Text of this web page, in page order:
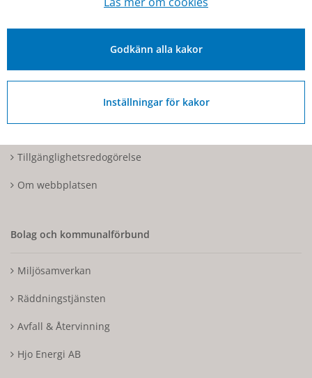
Organisationsnummer: 212000-1728
Tillgänglighetsredogörelse
Om webbplatsen
Bolag och kommunalförbund
Miljösamverkan
Räddningstjänsten
Avfall & Återvinning
Hjo Energi AB
Godkänn alla kakor
Inställningar för kakor